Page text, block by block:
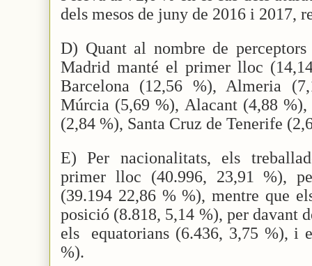
dels mesos de juny de 2016 i 2017,
D) Quant al nombre de
Madrid manté el primer lloc
Barcelona (12,56 %), Almeria
Múrcia (5,69 %), Alacant (4,88 %),
(2,84 %), Santa Cruz de Tenerife
E) Per nacionalitats, els
primer lloc (40.996, 23,91 %),
(39.194 22,86 % %), mentre que
posició (8.818, 5,14 %), per davant
els
equatorians (6.436, 3,75 %), i
%).